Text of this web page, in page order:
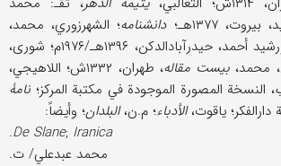
۱۳۷۷هـ؛
دانشنامه؛ الشهرزوري، محمد،
حیدرآبادالدکن، ۱۳۹۶هـ/۱۹۷۶م؛ شوری،
محمد، بیست مقاله
، طهران، ۱۳۳۲ش؛ اللاهیجي،
، النسخة المصورة الموجودة في مکتبة المرکز؛ نامۀ
یاقوت،الأدباء؛ م.ن،البلدان؛ وأیضاً:
De Slane; Iranica
.
محمد عبدعلي/ ت.